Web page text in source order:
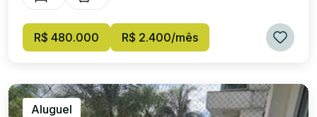
apartamento amplo. Excelente localização em um dos
melhores bairros de Resende, próximo do Resende
(aproximadamente). Valor de venda: R$ 480.000,00,
locação: R$ 2.400,00
R$ 480.000 R$ 2.400/mês
Aluguel